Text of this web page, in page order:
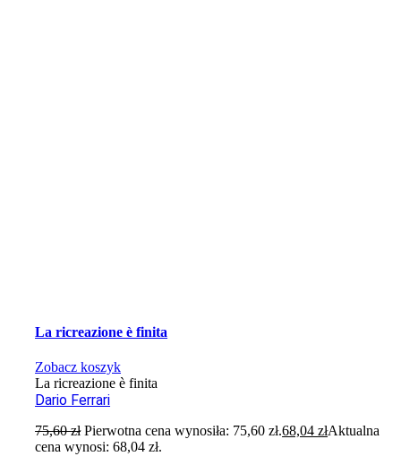
La ricreazione è finita
Zobacz koszyk
La ricreazione è finita
Dario Ferrari
75,60zł Pierwotna cena wynosiła: 75,60 zł.68,04złAktualna
cena wynosi: 68,04 zł.